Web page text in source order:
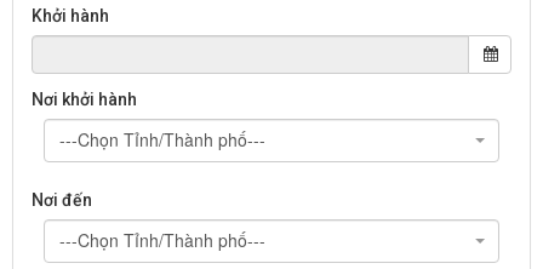
Khởi hành
Nơi khởi hành
---Chọn Tỉnh/Thành phố---
Nơi đến
---Chọn Tỉnh/Thành phố---